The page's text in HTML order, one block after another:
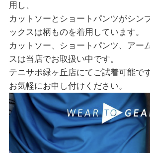
用し、
カットソーとショートパンツがシン
ックスは柄ものを着用しています。
カットソー、ショートパンツ、アー
スは当店でお取扱い中です。
テニサポ緑ヶ丘店にてご試着可能で
お気軽にお申し付けください。